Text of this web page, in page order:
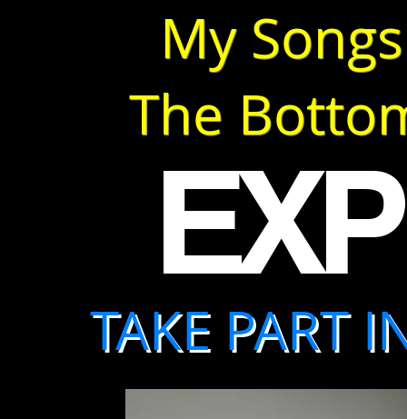
TAKE PART
My
The